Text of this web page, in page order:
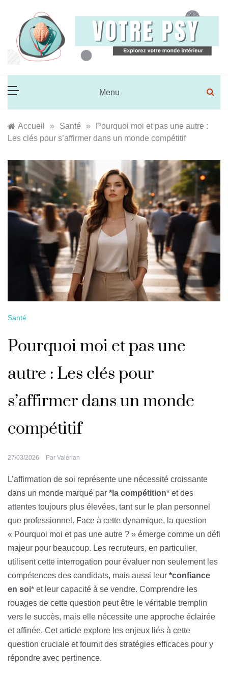
content
Votre Psy
Menu
Accueil » Santé »
Pourquoi moi et pas une autre :
Les clés pour s’affirmer dans un monde compétitif
Santé
Pourquoi moi et pas une
autre : Les clés pour
s’affirmer dans un monde
compétitif
27/03/2026 Par Valérian
L’affirmation de soi représente une nécessité croissante
dans un monde marqué par *la compétition* et des
attentes toujours plus élevées, tant sur le plan personnel
que professionnel. Face à cette dynamique, la question
« Pourquoi moi et pas une autre ? » émerge comme un défi
majeur pour beaucoup. Les recruteurs, en particulier,
utilisent cette interrogation pour évaluer non seulement les
compétences des candidats, mais aussi leur *confiance
en soi* et leur capacité à se vendre. Comprendre les
rouages de cette question peut être le véritable tremplin
vers le succès, mais elle nécessite une approche éclairée
et affinée. Cet article explore les enjeux liés à cette
question cruciale et fournit des stratégies efficaces pour y
répondre avec pertinence.